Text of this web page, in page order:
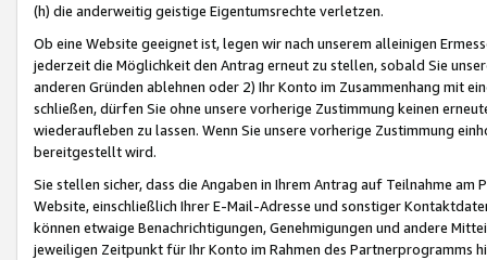
(h) die anderweitig geistige Eigentumsrechte verletzen.
Ob eine Website geeignet ist, legen wir nach unserem alleinigen
jederzeit die Möglichkeit den Antrag erneut zu stellen, sobald Sie
anderen Gründen ablehnen oder 2) Ihr Konto im Zusammenhang mit
schließen, dürfen Sie ohne unsere vorherige Zustimmung keinen
wiederaufleben zu lassen. Wenn Sie unsere vorherige Zustimmung
bereitgestellt wird.
Sie stellen sicher, dass die Angaben in Ihrem Antrag auf Teilnahme
Website, einschließlich Ihrer E-Mail-Adresse und sonstiger
können etwaige Benachrichtigungen, Genehmigungen und andere
jeweiligen Zeitpunkt für Ihr Konto im Rahmen des Partnerprogramms